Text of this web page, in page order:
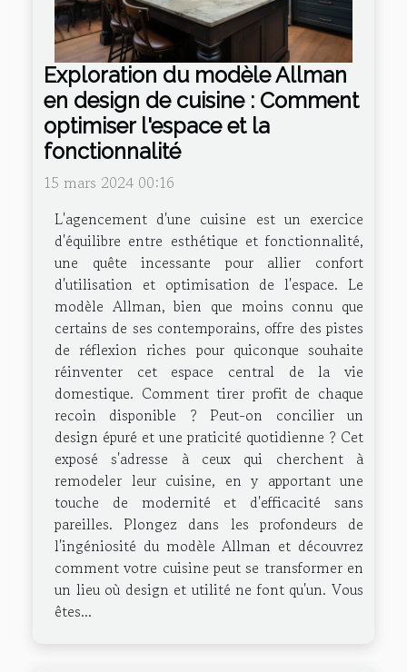
Exploration du modèle Allman
en design de cuisine : Comment
optimiser l'espace et la
fonctionnalité
15 mars 2024 00:16
L'agencement d'une cuisine est un exercice
d'équilibre entre esthétique et fonctionnalité,
une quête incessante pour allier confort
d'utilisation et optimisation de l'espace. Le
modèle Allman, bien que moins connu que
certains de ses contemporains, offre des pistes
de réflexion riches pour quiconque souhaite
réinventer cet espace central de la vie
domestique. Comment tirer profit de chaque
recoin disponible ? Peut-on concilier un
design épuré et une praticité quotidienne ? Cet
exposé s'adresse à ceux qui cherchent à
remodeler leur cuisine, en y apportant une
touche de modernité et d'efficacité sans
pareilles. Plongez dans les profondeurs de
l'ingéniosité du modèle Allman et découvrez
comment votre cuisine peut se transformer en
un lieu où design et utilité ne font qu'un. Vous
êtes...